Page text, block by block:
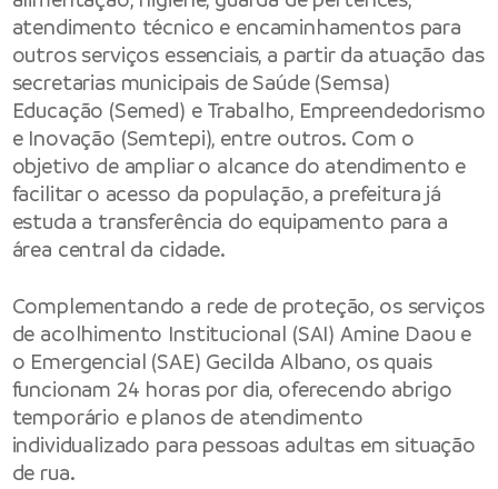
atendimento técnico e encaminhamentos para
outros serviços essenciais, a partir da atuação das
secretarias municipais de Saúde (Semsa)
Educação (Semed) e Trabalho, Empreendedorismo
e Inovação (Semtepi), entre outros. Com o
objetivo de ampliar o alcance do atendimento e
facilitar o acesso da população, a prefeitura já
estuda a transferência do equipamento para a
área central da cidade.
Complementando a rede de proteção, os serviços
de acolhimento Institucional (SAI) Amine Daou e
o Emergencial (SAE) Gecilda Albano, os quais
funcionam 24 horas por dia, oferecendo abrigo
temporário e planos de atendimento
individualizado para pessoas adultas em situação
de rua.